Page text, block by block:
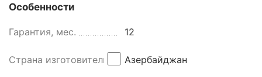
Особенности
Гарантия, мес. 12
Страна изготовитель Азербайджан